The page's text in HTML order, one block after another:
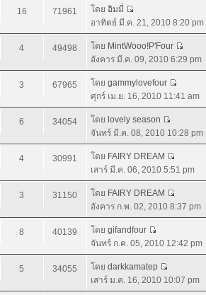
16 71961 โดย อิมมี่
อาทิตย์ มี.ค. 21, 2010 8:20 pm
4 49498 โดย MintWooo!P'Four
อังคาร มี.ค. 09, 2010 6:29 pm
3 67965 โดย gammylovefour
ศุกร์ เม.ย. 16, 2010 11:41 am
6 34054 โดย lovely season
จันทร์ มี.ค. 08, 2010 10:28 pm
4 30991 โดย FAIRY DREAM
เสาร์ มี.ค. 06, 2010 5:51 pm
3 31150 โดย FAIRY DREAM
อังคาร ก.พ. 02, 2010 8:37 pm
8 40139 โดย gifandfour
จันทร์ ก.ค. 05, 2010 12:42 pm
5 34055 โดย darkkamatep
เสาร์ ม.ค. 16, 2010 10:07 pm